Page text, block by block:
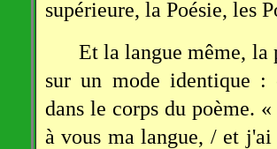
supérieure, la Poésie, les
Et la langue même, la
sur un mode identique :
dans le corps du poème.
à vous ma langue, / et